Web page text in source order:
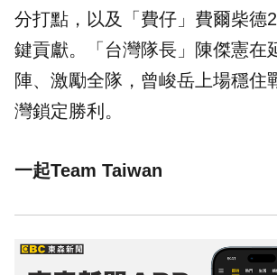
分打點，以及「費仔」費爾柴德
鍵貢獻。「台灣隊長」陳傑憲在
陣、激勵全隊，曾峻岳上場穩住
灣鎖定勝利。
一起Team Taiwan